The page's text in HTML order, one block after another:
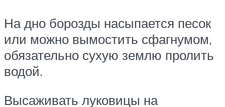
На дно борозды насыпается песок
или можно вымостить сфагнумом,
обязательно сухую землю пролить
водой.
Высаживать луковицы на